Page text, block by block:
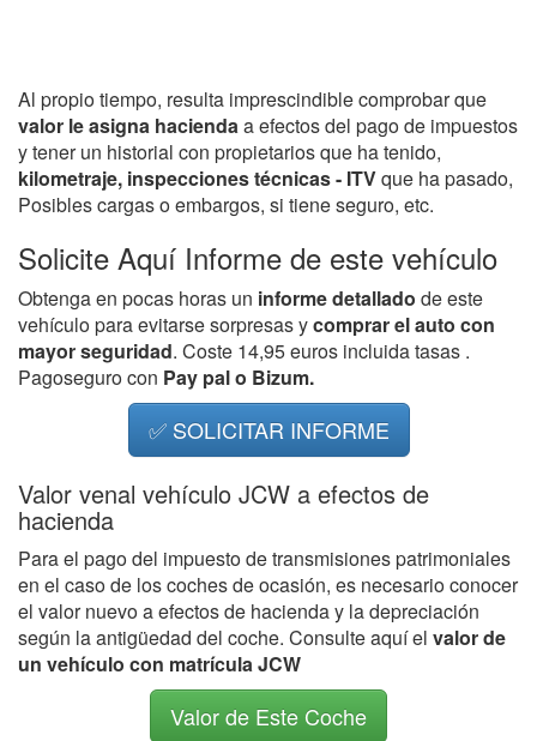
Al propio tiempo, resulta imprescindible comprobar que
valor le asigna haciendaa efectos del pago de impuestos
y tener un historial con propietarios que ha tenido,
kilometraje, inspecciones técnicas - ITVque ha pasado,
Posibles cargas o embargos, si tiene seguro, etc.
Solicite Aquí Informe de este vehículo
Obtenga en pocas horas un informe detallado de este
vehículo para evitarse sorpresas ycomprar el auto con
mayor seguridad. Coste 14,95 euros incluida tasas .
Pagoseguro con Pay pal o Bizum.
✅ SOLICITAR INFORME
Valor venal vehículo JCW a efectos de
hacienda
Para el pago del impuesto de transmisiones patrimoniales
en el caso de los coches de ocasión, es necesario conocer
el valor nuevo a efectos de hacienda y la depreciación
según la antigüedad del coche. Consulte aquí el valor de
un vehículo con matrícula JCW
Valor de Este Coche